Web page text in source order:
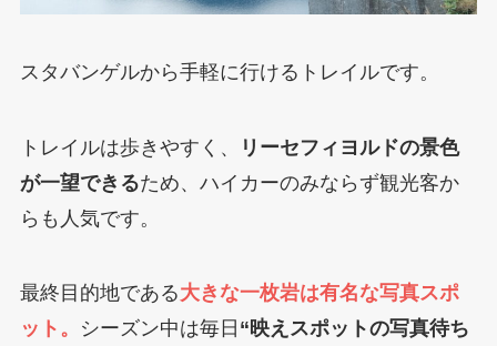
スタバンゲルから手軽に行けるトレイルです。
トレイルは歩きやすく、
リーセフィヨルドの景色
が一望できるため、ハイカーのみならず観光客か
らも人気です。
最終目的地である大きな一枚岩は有名な写真スポ
ット。
シーズン中は毎日 “映えスポットの写真待ち